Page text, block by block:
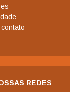
REDES